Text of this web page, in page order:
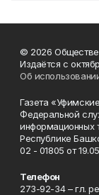
© 2026
Издаётся с
Об
Газета
Федеральной
информационных
Республике
02 - 01805 от
Телефон
273-92-34 – гл.